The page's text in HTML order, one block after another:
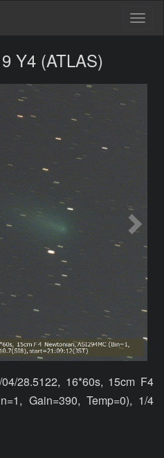
Y4 (ATLAS)
28.5122, 16*60s, 15cm F4
Gain=390, Temp=0), 1/4